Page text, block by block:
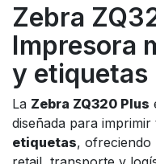
Zebra
Impresora
y etiquetas
La Zebra ZQ320 Plus
diseñada para imprimir
etiquetas, ofreciendo